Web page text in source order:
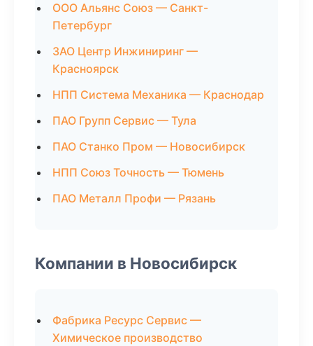
ООО Альянс Союз — Санкт-
Петербург
ЗАО Центр Инжиниринг —
Красноярск
НПП Система Механика — Краснодар
ПАО Групп Сервис — Тула
ПАО Станко Пром — Новосибирск
НПП Союз Точность — Тюмень
ПАО Металл Профи — Рязань
Компании в Новосибирск
Фабрика Ресурс Сервис —
Химическое производство